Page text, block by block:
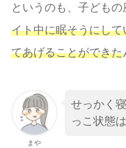
というのも、子どもの
イト中に眠そうにし
てあげることができた
まや
せっかく
っこ状態